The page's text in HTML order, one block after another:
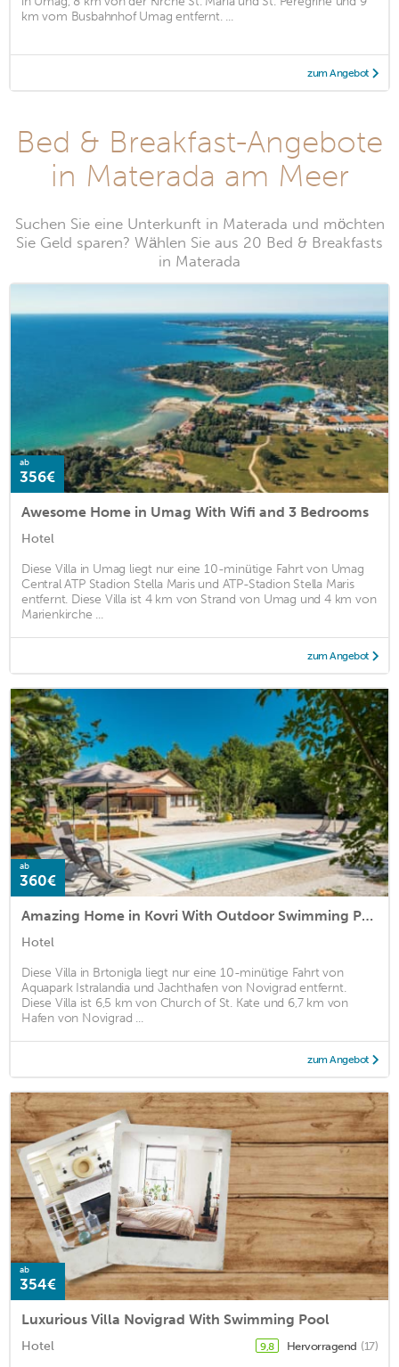
km vom Busbahnhof Umag entfernt. ...
zum Angebot
Bed & Breakfast-Angebote
in Materada am Meer
Suchen Sie eine Unterkunft in Materada und möchten
Sie Geld sparen? Wählen Sie aus 20 Bed & Breakfasts
in Materada
ab
356€
Awesome Home in Umag With Wifi and 3 Bedrooms
Hotel
Diese Villa in Umag liegt nur eine 10-minütige Fahrt von Umag
Central ATP Stadion Stella Maris und ATP-Stadion Stella Maris
entfernt. Diese Villa ist 4 km von Strand von Umag und 4 km von
Marienkirche ...
zum Angebot
ab
360€
Amazing Home in Kovri With Outdoor Swimming Pool and 2 Bedrooms
Hotel
Diese Villa in Brtonigla liegt nur eine 10-minütige Fahrt von
Aquapark Istralandia und Jachthafen von Novigrad entfernt.
Diese Villa ist 6,5 km von Church of St. Kate und 6,7 km von
Hafen von Novigrad ...
zum Angebot
ab
354€
Luxurious Villa Novigrad With Swimming Pool
Hotel 9,8 Hervorragend (17)